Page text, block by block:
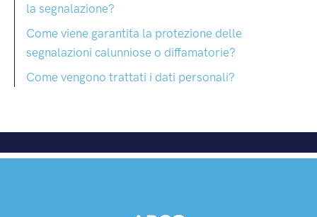
la segnalazione?
Come viene garantita la protezione delle
segnalazioni calunniose o diffamatorie?
Come vengono trattati i dati personali?